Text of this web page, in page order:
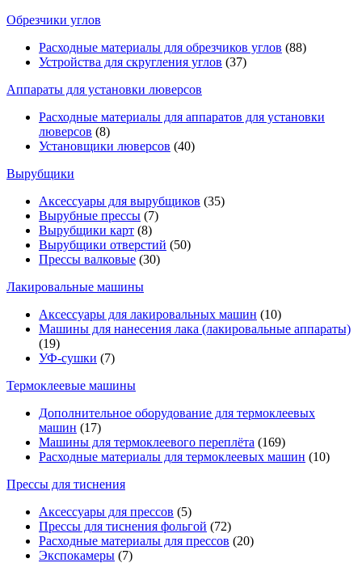
Обрезчики углов
Расходные материалы для обрезчиков углов (88)
Устройства для скругления углов (37)
Аппараты для установки люверсов
Расходные материалы для аппаратов для установки
люверсов (8)
Установщики люверсов (40)
Вырубщики
Аксессуары для вырубщиков (35)
Вырубные прессы (7)
Вырубщики карт (8)
Вырубщики отверстий (50)
Прессы валковые (30)
Лакировальные машины
Аксессуары для лакировальных машин (10)
Машины для нанесения лака (лакировальные аппараты)
(19)
УФ-сушки (7)
Термоклеевые машины
Дополнительное оборудование для термоклеевых
машин (17)
Машины для термоклеевого переплёта (169)
Расходные материалы для термоклеевых машин (10)
Прессы для тиснения
Аксессуары для прессов (5)
Прессы для тиснения фольгой (72)
Расходные материалы для прессов (20)
Экспокамеры (7)